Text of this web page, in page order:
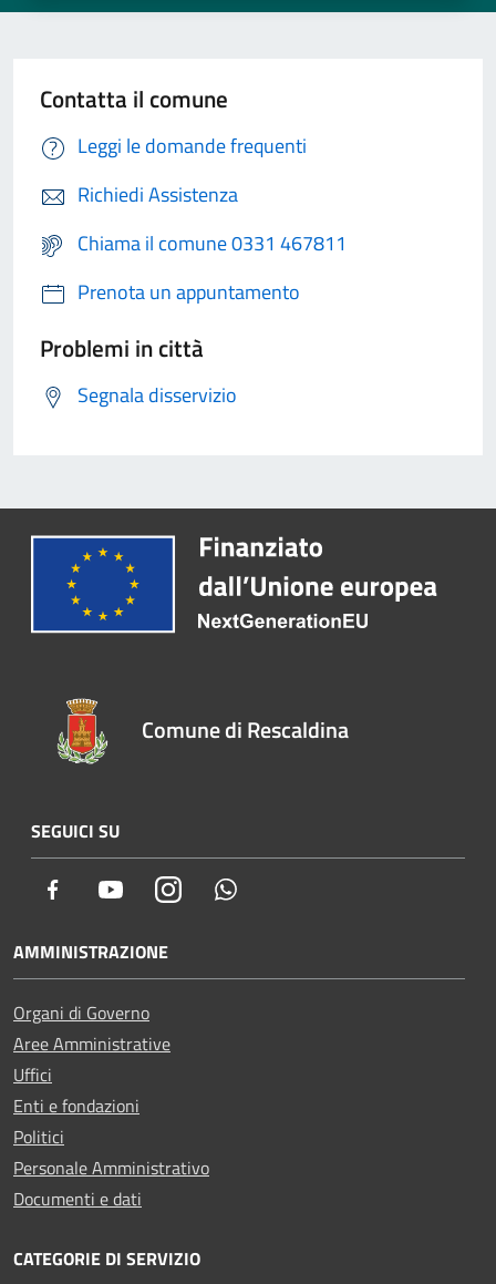
Contatta il comune
Leggi le domande frequenti
Richiedi Assistenza
Chiama il comune 0331 467811
Prenota un appuntamento
Problemi in città
Segnala disservizio
Comune di Rescaldina
SEGUICI SU
Facebook YoutubeInstagram
AMMINISTRAZIONE
Organi di Governo
Aree Amministrative
Uffici
Enti e fondazioni
Politici
Personale Amministrativo
Documenti e dati
CATEGORIE DI SERVIZIO